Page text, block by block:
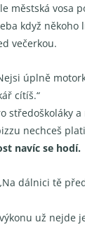
městská vosa
když někoho
večerkou.
úplně
cítíš.“
středoškoláky a
nechceš
navíc se hodí.
dálnici tě
už nejde